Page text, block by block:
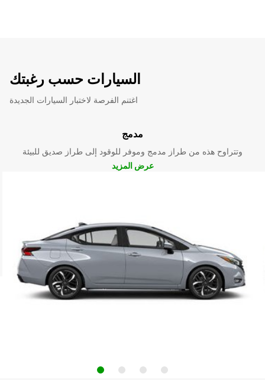
السيارات حسب رغبتك
اغتنم الفرصة لاختبار السيارات الجديدة
مدمج
وتتراوح هذه من طراز مدمج وموفر للوقود إلى طراز صديق للبيئة
عرض المزيد